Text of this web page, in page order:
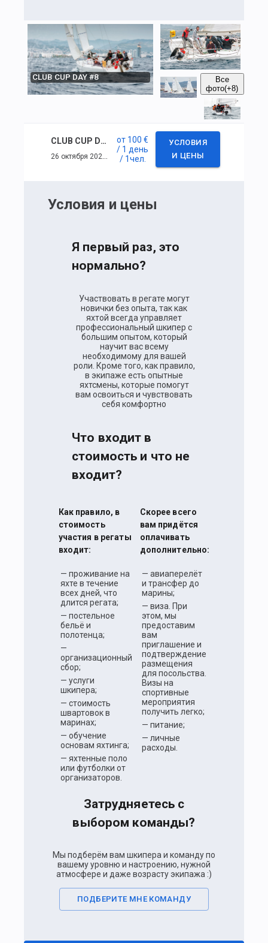
CLUB CUP DAY #8
Все
фото(+8)
CLUB CUP DAY #8
26 октября 2024 г. — 26 октября 2024 г.
от 100 €
/ 1 день
/ 1чел.
УСЛОВИЯ
И ЦЕНЫ
Условия и цены
Я первый раз, это
нормально?
Участвовать в регате могут
новички без опыта, так как
яхтой всегда управляет
профессиональный шкипер с
большим опытом, который
научит вас всему
необходимому для вашей
роли. Кроме того, как правило,
в экипаже есть опытные
яхтсмены, которые помогут
вам освоиться и чувствовать
себя комфортно
Что входит в
стоимость и что не
входит?
Как правило, в
стоимость
участия в регаты
входит:
— проживание на
яхте в течение
всех дней, что
длится регата;
— постельное
бельё и
полотенца;
—
организационный
сбор;
— услуги
шкипера;
— стоимость
швартовок в
маринах;
— обучение
основам яхтинга;
— яхтенные поло
или футболки от
организаторов.
Скорее всего
вам придётся
оплачивать
дополнительно:
— авиаперелёт
и трансфер до
марины;
— виза. При
этом, мы
предоставим
вам
приглашение и
подтверждение
размещения
для посольства.
Визы на
спортивные
мероприятия
получить легко;
— питание;
— личные
расходы.
Затрудняетесь с
выбором команды?
Мы подберём вам шкипера и команду по
вашему уровню и настроению, нужной
атмосфере и даже возрасту экипажа :)
ПОДБЕРИТЕ МНЕ КОМАНДУ